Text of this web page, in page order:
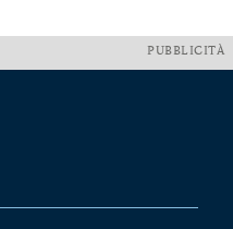
PUBBLICITÀ